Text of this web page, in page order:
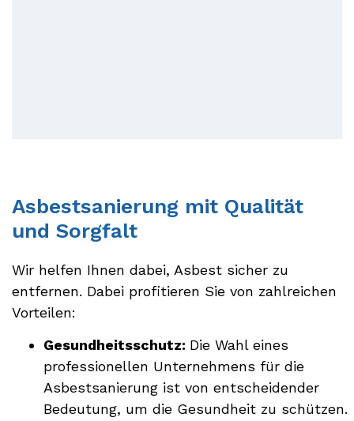
Asbestsanierung mit Qualität
und Sorgfalt
Wir helfen Ihnen dabei, Asbest sicher zu
entfernen. Dabei profitieren Sie von zahlreichen
Vorteilen:
Gesundheitsschutz: Die Wahl eines
professionellen Unternehmens für die
Asbestsanierung ist von entscheidender
Bedeutung, um die Gesundheit zu schützen.